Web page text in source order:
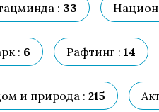
: 33
: 6 Рафтинг : 14
и природа : 215